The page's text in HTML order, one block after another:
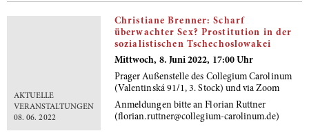
AKTUELLE
VERANSTALTUNGEN
08. 06. 2022
Christiane Brenner: Scharf
überwachter Sex? Prostitution in der
sozialistischen Tschechoslowakei
Mittwoch, 8. Juni 2022, 17:00 Uhr
Prager Außenstelle des Collegium Carolinum
(Valentinská 91/1, 3. Stock) und via Zoom
Anmeldungen bitte an Florian Ruttner
(florian.ruttner@collegium-carolinum.de)